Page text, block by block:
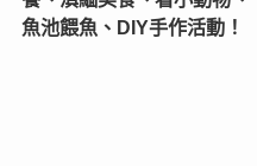
魚池餵魚、DIY手作活動！